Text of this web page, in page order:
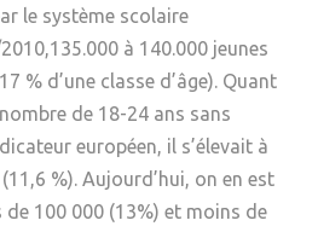
le système scolaire
à 140.000 jeunes
% d’une classe d’âge). Quant
de 18-24 ans sans
européen, il s’élevait à
%). Aujourd’hui, on en est
100 000 (13%) et moins de